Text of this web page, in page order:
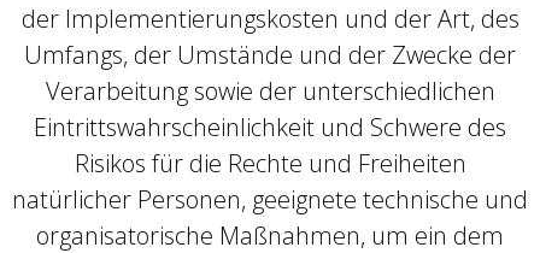
der Implementierungskosten und der Art, des
Umfangs, der Umstände und der Zwecke der
Verarbeitung sowie der unterschiedlichen
Eintrittswahrscheinlichkeit und Schwere des
Risikos für die Rechte und Freiheiten
natürlicher Personen, geeignete technische und
organisatorische Maßnahmen, um ein dem